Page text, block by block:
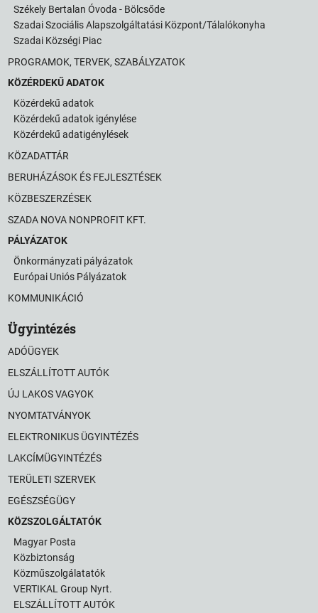
Székely Bertalan Óvoda - Bölcsőde
Szadai Szociális Alapszolgáltatási Központ/Tálalókonyha
Szadai Községi Piac
PROGRAMOK, TERVEK, SZABÁLYZATOK
KÖZÉRDEKŰ ADATOK
Közérdekű adatok
Közérdekű adatok igénylése
Közérdekű adatigénylések
KÖZADATTÁR
BERUHÁZÁSOK ÉS FEJLESZTÉSEK
KÖZBESZERZÉSEK
SZADA NOVA NONPROFIT KFT.
PÁLYÁZATOK
Önkormányzati pályázatok
Európai Uniós Pályázatok
KOMMUNIKÁCIÓ
Ügyintézés
ADÓÜGYEK
ELSZÁLLÍTOTT AUTÓK
ÚJ LAKOS VAGYOK
NYOMTATVÁNYOK
ELEKTRONIKUS ÜGYINTÉZÉS
LAKCÍMÜGYINTÉZÉS
TERÜLETI SZERVEK
EGÉSZSÉGÜGY
KÖZSZOLGÁLTATÓK
Magyar Posta
Közbiztonság
Közműszolgálatatók
VERTIKAL Group Nyrt.
ELSZÁLLÍTOTT AUTÓK